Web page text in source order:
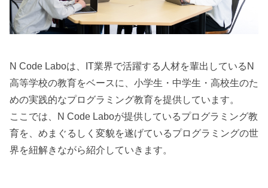
N Code Laboは、IT業界で活躍する人材を輩出しているN
高等学校の教育をベースに、小学生・中学生・高校生のた
めの実践的なプログラミング教育を提供しています。
ここでは、N Code Laboが提供しているプログラミング教
育を、めまぐるしく変貌を遂げているプログラミングの世
界を紐解きながら紹介していきます。